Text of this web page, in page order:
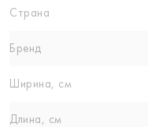
Страна
Бренд
Ширина, см
Длина, см